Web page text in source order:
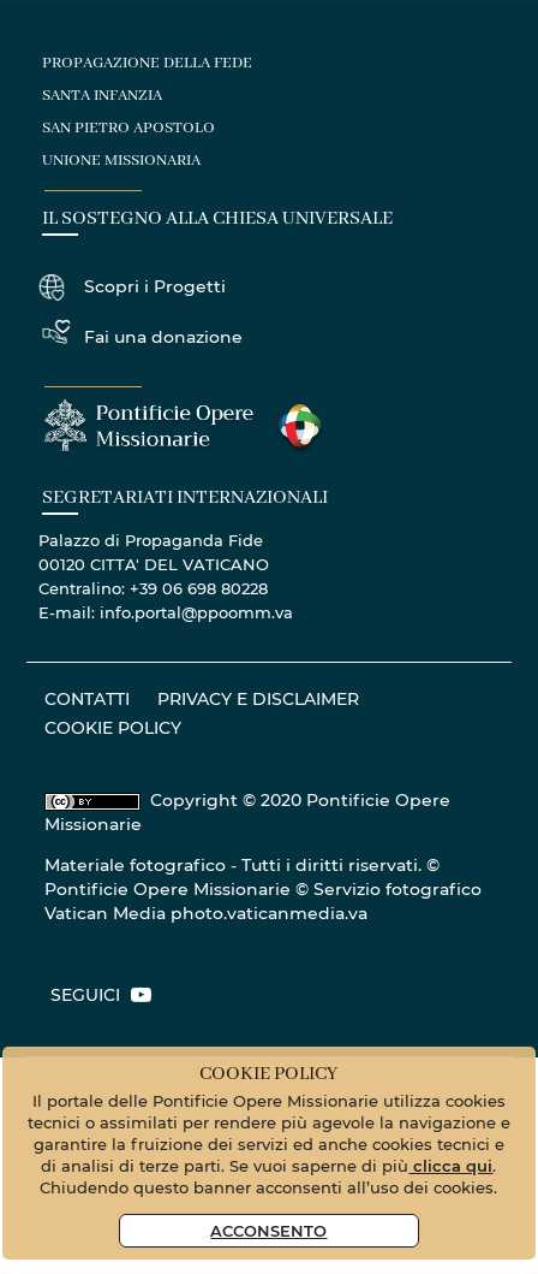
PROPAGAZIONE DELLA FEDE
SANTA INFANZIA
SAN PIETRO APOSTOLO
UNIONE MISSIONARIA
IL SOSTEGNO ALLA CHIESA UNIVERSALE
Scopri i Progetti
Fai una donazione
SEGRETARIATI INTERNAZIONALI
Palazzo di Propaganda Fide
00120 CITTA' DEL VATICANO
Centralino: +39 06 698 80228
E-mail: info.portal@ppoomm.va
CONTATTI
PRIVACY E DISCLAIMER
COOKIE POLICY
Copyright © 2020 Pontificie Opere
Missionarie
Materiale fotografico - Tutti i diritti riservati. ©
Pontificie Opere Missionarie © Servizio fotografico
Vatican Media photo.vaticanmedia.va
SEGUICI
COOKIE POLICY
Il portale delle Pontificie Opere Missionarie utilizza cookies
tecnici o assimilati per rendere più agevole la navigazione e
garantire la fruizione dei servizi ed anche cookies tecnici e
di analisi di terze parti. Se vuoi saperne di più clicca qui.
Chiudendo questo banner acconsenti all’uso dei cookies.
ACCONSENTO